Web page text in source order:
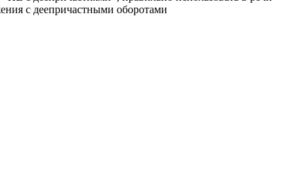
с деепричастными оборотами